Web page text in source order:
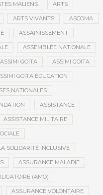
MALIENS ARTS
ARTS VIVANTS ASCOMA
ASSAINISSEMENT
ASSEMBLÉE NATIONALE
ASSIMI GOÏTA ASSIMI GOITA
GOÏTA ÉDUCATION
NATIONALES
ASSISTANCE
ASSISTANCE MILITAIRE
SOLIDARITÉ INCLUSIVE
ASSURANCE MALADIE
(AMO)
ASSURANCE VOLONTAIRE